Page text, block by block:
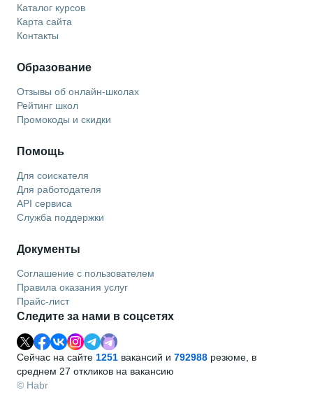
Каталог курсов
Карта сайта
Контакты
Образование
Отзывы об онлайн-школах
Рейтинг школ
Промокоды и скидки
Помощь
Для соискателя
Для работодателя
API сервиса
Служба поддержки
Документы
Соглашение с пользователем
Правила оказания услуг
Прайс-лист
Следите за нами в соцсетях
Сейчас на сайте 1251 вакансий и 792988 резюме, в
среднем 27 откликов на вакансию
© Habr